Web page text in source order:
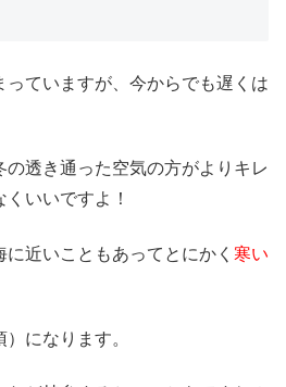
っていますが、今からでも遅くは
透き通った空気の方がよりキレ
いいですよ！
近いこともあってとにかく 寒い
になります。